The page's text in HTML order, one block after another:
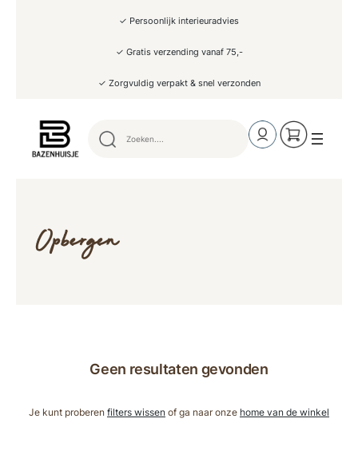
✓ Persoonlijk interieuradvies
✓ Gratis verzending vanaf 75,-
✓ Zorgvuldig verpakt & snel verzonden
Opbergen
Geen resultaten gevonden
Je kunt proberen filters wissen of ga naar onze home van de winkel